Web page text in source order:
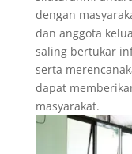
dengan
dan anggota
saling bertukar
serta
dapat
masyarakat.